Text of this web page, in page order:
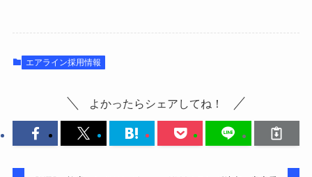
エアライン採用情報
よかったらシェアしてね！